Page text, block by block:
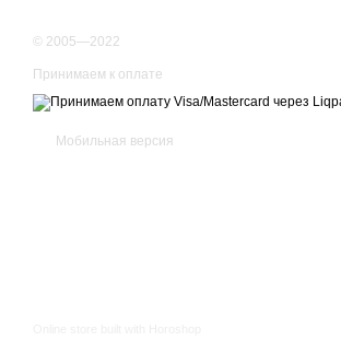
© 2005—2022
Принимаем к оплате
Мобильная версия